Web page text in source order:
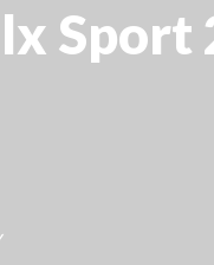
Sport